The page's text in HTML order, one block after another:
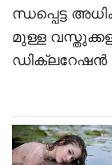
ന്ധപ്പെട്ട
മുള്ള
ഡിക്ലറേഷൻ